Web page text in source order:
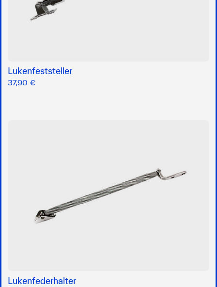
Lukenfeststeller
37,90 €
Lukenfederhalter